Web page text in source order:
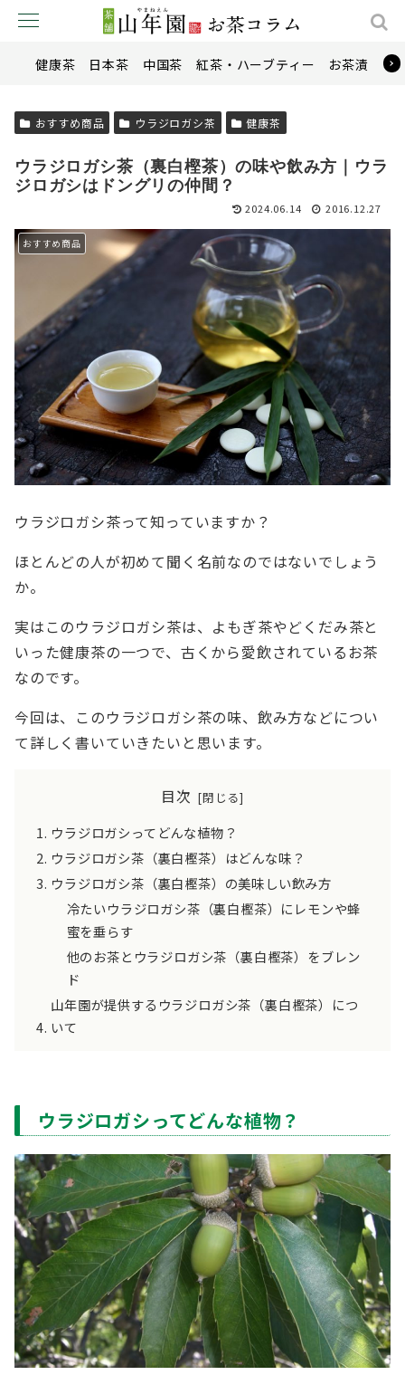
健康茶 日本茶 中国茶 紅茶・ハーブティー お茶漬け
おすすめ商品 ウラジロガシ茶 健康茶
ウラジロガシ茶（裏白樫茶）の味や飲み方｜ウラ
ジロガシはドングリの仲間？
2024.06.14 2016.12.27
おすすめ商品
ウラジロガシ茶って知っていますか？
ほとんどの人が初めて聞く名前なのではないでしょう
か。
実はこのウラジロガシ茶は、よもぎ茶やどくだみ茶と
いった健康茶の一つで、古くから愛飲されているお茶
なのです。
今回は、このウラジロガシ茶の味、飲み方などについ
て詳しく書いていきたいと思います。
目次
ウラジロガシってどんな植物？
ウラジロガシ茶（裏白樫茶）はどんな味？
ウラジロガシ茶（裏白樫茶）の美味しい飲み方
冷たいウラジロガシ茶（裏白樫茶）にレモンや蜂
蜜を垂らす
他のお茶とウラジロガシ茶（裏白樫茶）をブレン
ド
山年園が提供するウラジロガシ茶（裏白樫茶）につ
いて
ウラジロガシってどんな植物？